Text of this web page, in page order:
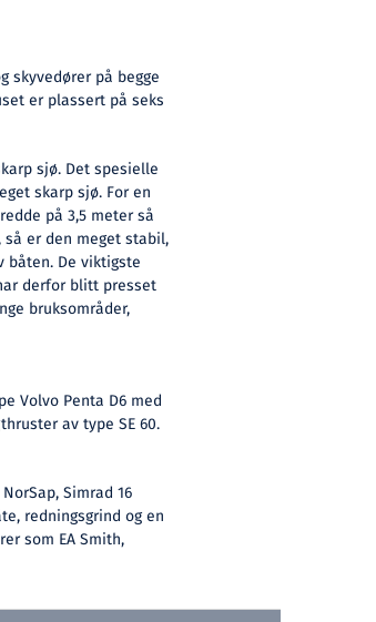
skyvedører på begge
er plassert på seks
sjø. Det spesielle
skarp sjø. For en
på 3,5 meter så
er den meget stabil,
båten. De viktigste
derfor blitt presset
bruksområder,
Volvo Penta D6 med
av type SE 60.
Simrad 16
redningsgrind og en
som EA Smith,